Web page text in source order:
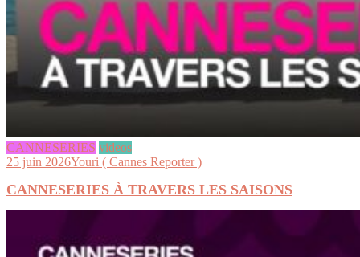
CANNESERIES videos
25 juin 2026Youri ( Cannes Reporter )
CANNESERIES À TRAVERS LES SAISONS